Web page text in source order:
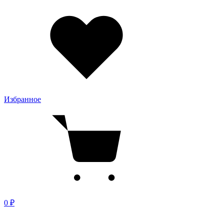
Избранное
0 ₽